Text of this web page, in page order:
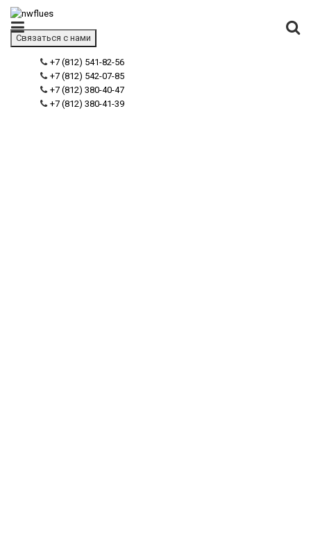
Связаться с нами
+7 (812) 541-82-56
+7 (812) 542-07-85
+7 (812) 380-40-47
+7 (812) 380-41-39